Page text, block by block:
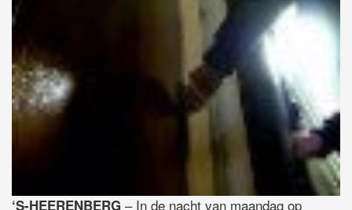
‘S-HEERENBERG – In de nacht van maandag op